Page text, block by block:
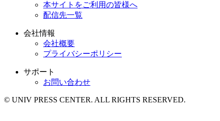
本サイトをご利用の皆様へ
配信先一覧
会社情報
会社概要
プライバシーポリシー
サポート
お問い合わせ
© UNIV PRESS CENTER. ALL RIGHTS RESERVED.